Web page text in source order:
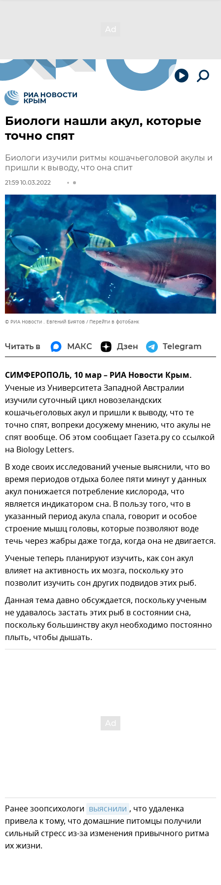
Биологи нашли акул, которые
точно спят
Биологи изучили ритмы кошачьеголовой акулы и
пришли к выводу, что она спит
21:59 10.03.2022
© РИА Новости . Евгений Биятов Перейти в фотобанк
Читать в МАКС Дзен Telegram
СИМФЕРОПОЛЬ, 10 мар – РИА Новости Крым.
Ученые из Университета Западной Австралии
изучили суточный цикл новозеландских
кошачьеголовых акул и пришли к выводу, что те
точно спят, вопреки досужему мнению, что акулы не
спят вообще. Об этом сообщает Газета.ру со ссылкой
на Biology Letters.
В ходе своих исследований ученые выяснили, что во
время периодов отдыха более пяти минут у данных
акул понижается потребление кислорода, что
является индикатором сна. В пользу того, что в
указанный период акула спала, говорит и особое
строение мышц головы, которые позволяют воде
течь через жабры даже тогда, когда она не двигается.
Ученые теперь планируют изучить, как сон акул
влияет на активность их мозга, поскольку это
позволит изучить сон других подвидов этих рыб.
Данная тема давно обсуждается, поскольку ученым
не удавалось застать этих рыб в состоянии сна,
поскольку большинству акул необходимо постоянно
плыть, чтобы дышать.
Ранее зоопсихологи выяснили , что удаленка
привела к тому, что домашние питомцы получили
сильный стресс из-за изменения привычного ритма
их жизни.